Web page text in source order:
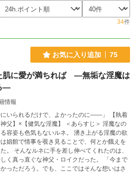
34件
お気に入り追加 75
肌に愛が満ちれば ―無垢な淫魔は
―
情報
いられるだけで、よかったのに――」 【執着
健気な淫魔】 ＜あらすじ＞ 淫魔なの
色気もないルネ。 湧き上がる淫魔の欲
娼館で情事を覗き見ることで、何とか餓えを
。 そんなルネに手を差し伸べてくれたのは、
真っ直ぐな神父・ロイクだった。 「今まで
っただろう。でも、ここではそんな想いはさ